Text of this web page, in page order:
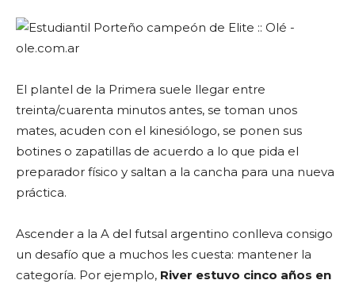
El plantel de la Primera suele llegar entre
treinta/cuarenta minutos antes, se toman unos
mates, acuden con el kinesiólogo, se ponen sus
botines o zapatillas de acuerdo a lo que pida el
preparador físico y saltan a la cancha para una nueva
práctica.
Ascender a la A del futsal argentino conlleva consigo
un desafío que a muchos les cuesta: mantener la
categoría. Por ejemplo, River estuvo cinco años en